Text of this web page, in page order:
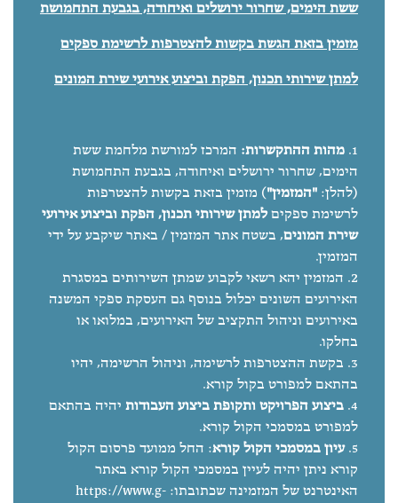
ששת הימים, שחרור ירושלים ואיחודה, בגבעת התחמושת
מזמין בזאת הגשת בקשות להצטרפות לרשימת ספקים
למתן שירותי תכנון, הפקת וביצוע אירועי שירת המונים
מהות ההתקשרות: המרכז למורשת מלחמת ששת
הימים, שחרור ירושלים ואיחודה, בגבעת התחמושת
(להלן: "המזמין") מזמין בזאת בקשות להצטרפות
לרשימת ספקיםלמתן שירותי תכנון, הפקת וביצוע אירועי
שירת המונים, בשטח אתר המזמין / באתר שיקבע על ידי
המזמין.
המזמין יהא רשאי לקבוע שמתן השירותים במסגרת
האירועים השונים יכלול בנוסף גם העסקת ספקי המשנה
באירועים וניהול התקציב של האירועים, במלואו או
בחלקו.
בקשת ההצטרפות לרשימה, וניהול הרשימה, יהיו
בהתאם למפורט בקול קורא.
ביצוע הפרויקט ותקופת ביצוע העבודות יהיה בהתאם
למפורט במסמכי הקול קורא.
עיון במסמכי הקול קורא: החל ממועד פרסום הקול
קורא ניתן יהיה לעיין במסמכי הקול קורא באתר
האינטרנט של המזמינה שכתובתו: https://www.g-